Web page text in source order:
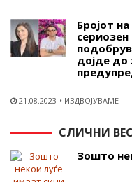
Бројот
дојде до
21.08.2023 ИЗДВОЈУВАМЕ
СЛИЧНИ
Зошто